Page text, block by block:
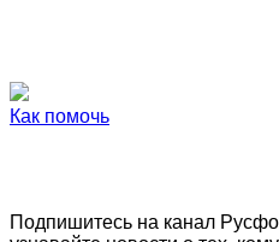
Как помочь
Подпишитесь на канал